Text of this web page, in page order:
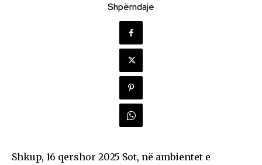
Shpërndaje
Shkup, 16 qershor 2025 Sot, në ambientet e